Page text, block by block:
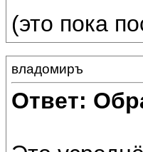
(это пока
владомиръ
Ответ: